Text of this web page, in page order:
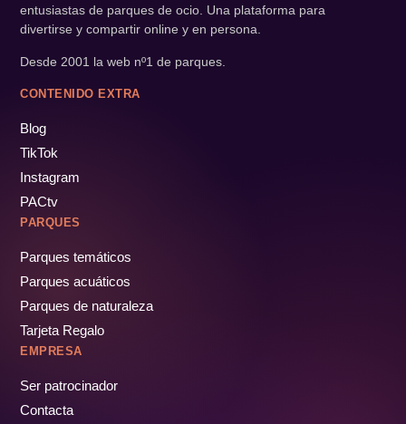
entusiastas de parques de ocio. Una plataforma para
divertirse y compartir online y en persona.
Desde 2001 la web nº1 de parques.
CONTENIDO EXTRA
Blog
TikTok
Instagram
PACtv
PARQUES
Parques temáticos
Parques acuáticos
Parques de naturaleza
Tarjeta Regalo
EMPRESA
Ser patrocinador
Contacta